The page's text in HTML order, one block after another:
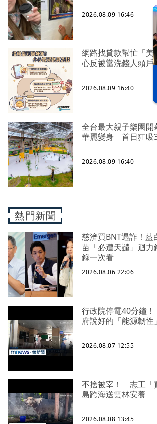
2026.08.09 16:46
網路找貸款幫忙「美化帳
心反被當洗錢人頭戶
2026.08.09 16:40
全台最大親子樂園開
華麗變身 首日狂吸
2026.08.09 16:40
熱門新聞
慈濟買BNT遇詐！藍
苗「必遭天譴」迴
錄一次看
2026.08.06 22:06
行政院停電40分鐘
府說好的「能源韌性
2026.08.07 12:55
不捨被宰！ 志工「
島跨海送雲林安養
2026.08.08 13:45